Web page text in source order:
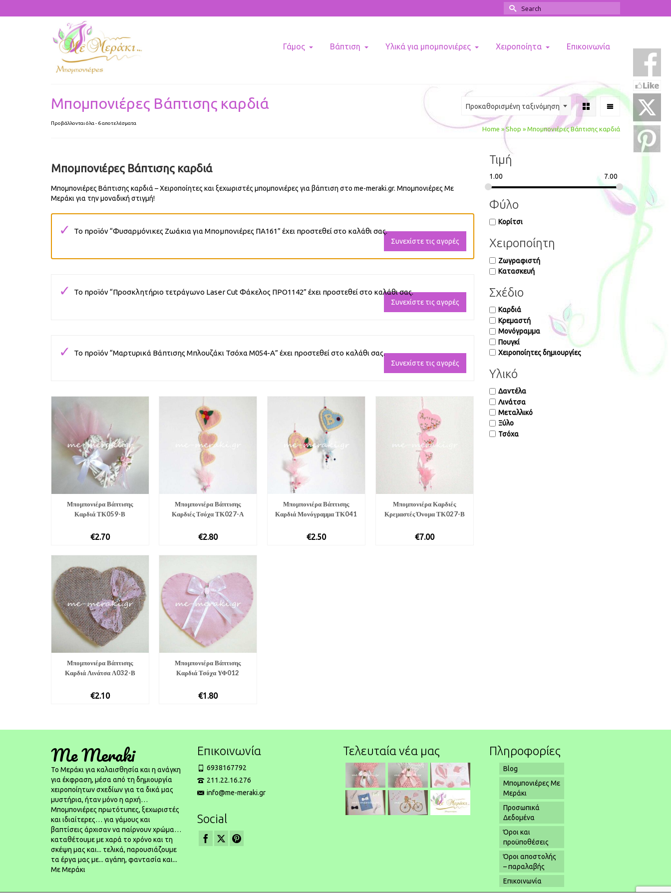
Search
for:
Γάμος Βάπτιση Υλικά για μπομπονιέρες Χειροποίητα Επικοινωνία
Μπομπονιέρες Βάπτισης καρδιά
Προβάλλονται όλα - 6 αποτελέσματα
Προκαθορισμένη ταξινόμηση
Home » Shop » Μπομπονιέρες Βάπτισης καρδιά
Μπομπονιέρες Βάπτισης καρδιά
Μπομπονιέρες Βάπτισης καρδιά – Χειροποίητες και ξεχωριστές μπομπονιέρες για βάπτιση στο me-meraki.gr. Μπομπονιέρες Με
Μεράκι για την μοναδική στιγμή!
Το προϊόν “Φυσαρμόνικες Ζωάκια για Μπομπονιέρες ΠΑ161” έχει προστεθεί στο καλάθι σας.
Συνεχίστε τις αγορές
Το προϊόν “Προσκλητήριο τετράγωνο Laser Cut Φάκελος ΠΡΟ1142” έχει προστεθεί στο καλάθι σας.
Συνεχίστε τις αγορές
Το προϊόν “Μαρτυρικά Βάπτισης Μπλουζάκι Τσόχα Μ054-Α” έχει προστεθεί στο καλάθι σας.
Συνεχίστε τις αγορές
Μπομπονιέ­ρα Βάπτισης
Καρδιά ΤΚ059-Β
€2.70
Μπομπονιέρα Βάπτισης
Καρδιές Τσόχα ΤΚ027-Α
€2.80
Μπομπονιέρα Βάπτισης
Καρδιά Μονόγραμμα ΤΚ041
€2.50
Μπομπονιέρα Καρδιές
Κρεμαστές Όνομα ΤΚ027-Β
€7.00
Μπομπονιέρα Βάπτισης
Καρδιά Λινάτσα Λ032-Β
€2.10
Μπομπονιέρα Βάπτισης
Καρδιά Τσόχα ΥΦ012
€1.80
Τιμή
1.00 7.00
Φύλο
Κορίτσι
Χειροποίητη
Ζωγραφιστή
Κατασκευή
Σχέδιο
Καρδιά
Κρεμαστή
Μονόγραμμα
Πουγκί
Χειροποίητες δημιουργίες
Υλικό
Δαντέλα
Λινάτσα
Μεταλλικό
Ξύλο
Τσόχα
Me Meraki
To Μεράκι για καλαισθησία και η ανάγκη
για έκφραση, μέσα από τη δημιουργία
χειροποίητων σχεδίων για τα δικά μας
μυστήρια, ήταν μόνο η αρχή…
Μπομπονιέρες πρωτότυπες, ξεχωριστές
και ιδιαίτερες… για γάμους και
βαπτίσεις άρχισαν να παίρνουν χρώμα…
καταθέτουμε με χαρά το χρόνο και τη
σκέψη μας και... τελικά, παρουσιάζουμε
τα έργα μας με... αγάπη, φαντασία και...
Με Μεράκι
Επικοινωνία
6938167792
211.22.16.276
info@me-meraki.gr
Social
Τελευταία νέα μας Πληροφορίες
Blog
Μπομπονιέρες Με
Μεράκι
Προσωπικά
Δεδομένα
Όροι και
προϋποθέσεις
Όροι αποστολής
– παραλαβής
Επικοινωνία